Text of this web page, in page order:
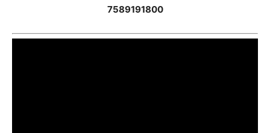
7589191800